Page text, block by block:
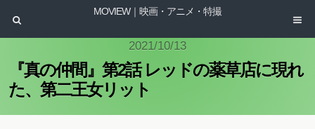
MOVIEW｜映画・アニメ・特撮
2021/10/13
『真の仲間』第2話 レッドの薬草店に現れ
た、第二王女リット